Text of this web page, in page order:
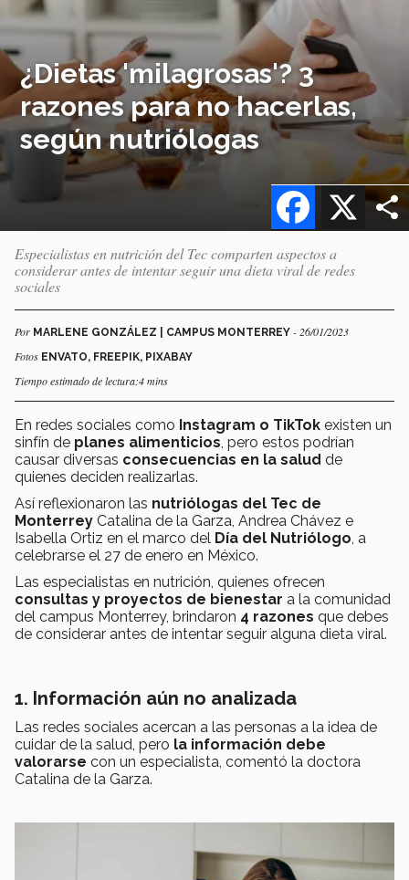
¿Dietas 'milagrosas'? 3
razones para no hacerlas,
según nutriólogas
X
Facebook
Especialistas en nutrición del Tec comparten aspectos a
considerar antes de intentar seguir una dieta viral de redes
sociales
Por MARLENE GONZÁLEZ | CAMPUS MONTERREY - 26/01/2023
Fotos ENVATO, FREEPIK, PIXABAY
Tiempo estimado de lectura:4 mins
En redes sociales como Instagram o TikTok existen un
sinfín de planes alimenticios , pero estos podrían
causar diversas consecuencias en la salud de
quienes deciden realizarlas.
Así reflexionaron las nutriólogas del Tec de
Monterrey Catalina de la Garza, Andrea Chávez e
Isabella Ortiz en el marco del Día del Nutriólogo , a
celebrarse el 27 de enero en México.
Las especialistas en nutrición, quienes ofrecen
consultas y proyectos de bienestar a la comunidad
del campus Monterrey, brindaron 4 razones que debes
de considerar antes de intentar seguir alguna dieta viral.
1. Información aún no analizada
Las redes sociales acercan a las personas a la idea de
cuidar de la salud, pero la información debe
valorarse con un especialista, comentó la doctora
Catalina de la Garza.